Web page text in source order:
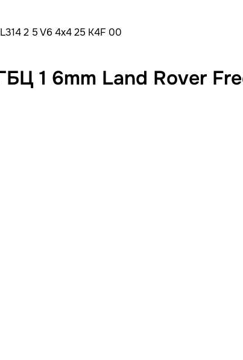
2 5 V6 4x4 25 K4F 00
1 6mm Land Rover